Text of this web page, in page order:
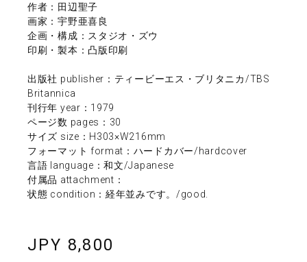
作者：田辺聖子
画家：宇野亜喜良
企画・構成：スタジオ・ズウ
印刷・製本：凸版印刷
出版社 publisher：ティービーエス・ブリタニカ/TBS
Britannica
刊行年 year：1979
ページ数 pages：30
サイズ size：H303×W216mm
フォーマット format：ハードカバー/hardcover
言語 language：和文/Japanese
付属品 attachment：
状態 condition：経年並みです。/good.
JPY 8,800